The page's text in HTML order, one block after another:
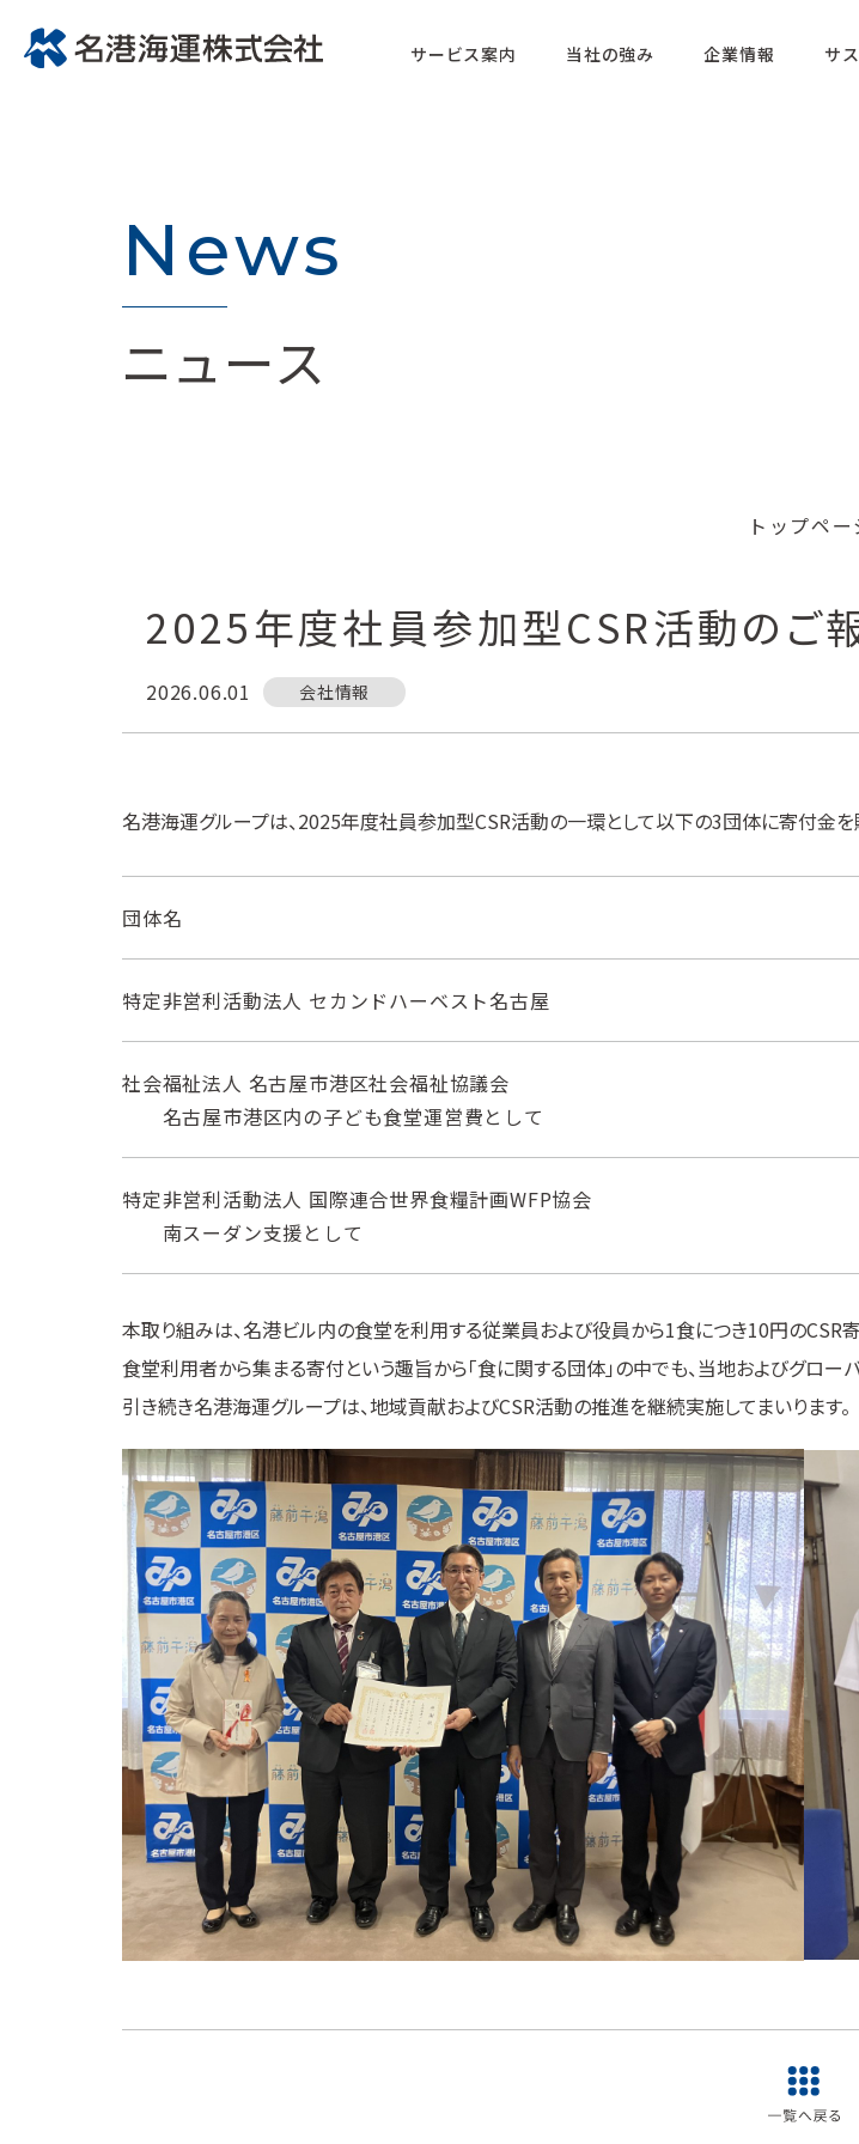
サービス案内 当社の強み 企業情報 サ
News
ニュース
トップペー
2025年度社員参加型CSR活動のご
2026.06.01 会社情報
名港海運グループは、2025年度社員参加型CSR活動の一環として以下の3団体に寄付金を
団体名
特定非営利活動法人 セカンドハーベスト名古屋
社会福祉法人 名古屋市港区社会福祉協議会
名古屋市港区内の子ども食堂運営費として
特定非営利活動法人 国際連合世界食糧計画WFP協会
南スーダン支援として
本取り組みは、名港ビル内の食堂を利用する従業員および役員から1食につき10円のCSR
食堂利用者から集まる寄付という趣旨から「食に関する団体」の中でも、当地およびグロー
引き続き名港海運グループは、地域貢献およびCSR活動の推進を継続実施してまいります。